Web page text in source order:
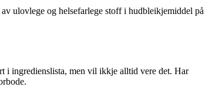
ulovlege og helsefarlege stoff i hudbleikjemiddel på
i ingredienslista, men vil ikkje alltid vere det. Har